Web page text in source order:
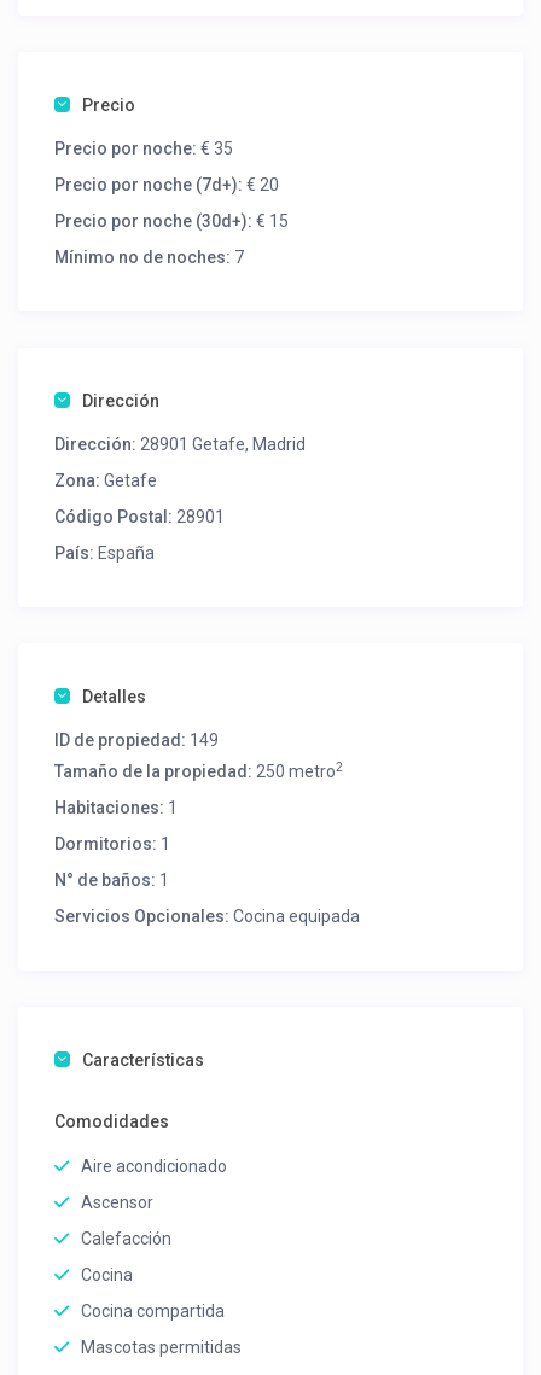
Precio
Precio por noche: € 35
Precio por noche (7d+): € 20
Precio por noche (30d+): € 15
Mínimo no de noches: 7
Dirección
Dirección: 28901 Getafe, Madrid
Zona: Getafe
Código Postal: 28901
País: España
Detalles
ID de propiedad: 149
Tamaño de la propiedad: 250 metro2
Habitaciones: 1
Dormitorios: 1
N° de baños: 1
Servicios Opcionales: Cocina equipada
Características
Comodidades
Aire acondicionado
Ascensor
Calefacción
Cocina
Cocina compartida
Mascotas permitidas